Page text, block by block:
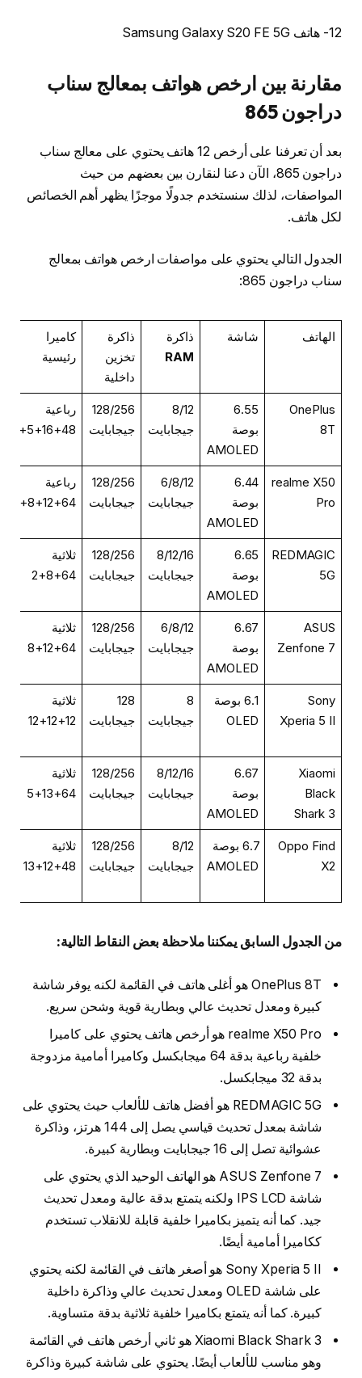
12- هاتف Samsung Galaxy S20 FE 5G
مقارنة بين ارخص هواتف بمعالج سناب
دراجون 865
بعد أن تعرفنا على أرخص 12 هاتف يحتوي على معالج سناب
دراجون 865، الآن دعنا لنقارن بين بعضهم من حيث
المواصفات، لذلك سنستخدم جدولًا موجزًا يظهر أهم الخصائص
لكل هاتف.
الجدول التالي يحتوي على مواصفات ارخص هواتف بمعالج
سناب دراجون 865:
الهاتف شاشة
ذاكرة
RAM
ذاكرة
تخزين
داخلية
كاميرا
رئيسية
OnePlus
8T
6.55
بوصة
AMOLED
8/12
جيجابايت
128/256
جيجابايت
رباعية
48+16+5+2
realme X50
Pro
6.44
بوصة
AMOLED
6/8/12
جيجابايت
128/256
جيجابايت
رباعية
64+12+8+2
REDMAGIC
5G
6.65
بوصة
AMOLED
8/12/16
جيجابايت
128/256
جيجابايت
ثلاثية
64+8+2
ASUS
Zenfone 7
6.67
بوصة
AMOLED
6/8/12
جيجابايت
128/256
جيجابايت
ثلاثية
64+12+8
Sony
Xperia 5 II
6.1 بوصة
OLED
8
جيجابايت
128
جيجابايت
ثلاثية
12+12+12
Xiaomi
Black
Shark 3
6.67
بوصة
AMOLED
8/12/16
جيجابايت
128/256
جيجابايت
ثلاثية
64+13+5
Oppo Find
X2
6.7 بوصة
AMOLED
8/12
جيجابايت
128/256
جيجابايت
ثلاثية
48+12+13
من الجدول السابق يمكننا ملاحظة بعض النقاط التالية:
OnePlus 8T هو أغلى هاتف في القائمة لكنه يوفر شاشة
كبيرة ومعدل تحديث عالي وبطارية قوية وشحن سريع.
realme X50 Pro هو أرخص هاتف يحتوي على كاميرا
خلفية رباعية بدقة 64 ميجابكسل وكاميرا أمامية مزدوجة
بدقة 32 ميجابكسل.
REDMAGIC 5G هو أفضل هاتف للألعاب حيث يحتوي على
شاشة بمعدل تحديث قياسي يصل إلى 144 هرتز، وذاكرة
عشوائية تصل إلى 16 جيجابايت وبطارية كبيرة.
ASUS Zenfone 7 هو الهاتف الوحيد الذي يحتوي على
شاشة IPS LCD ولكنه يتمتع بدقة عالية ومعدل تحديث
جيد. كما أنه يتميز بكاميرا خلفية قابلة للانقلاب تستخدم
ككاميرا أمامية أيضًا.
Sony Xperia 5 II هو أصغر هاتف في القائمة لكنه يحتوي
على شاشة OLED ومعدل تحديث عالي وذاكرة داخلية
كبيرة. كما أنه يتمتع بكاميرا خلفية ثلاثية بدقة متساوية.
Xiaomi Black Shark 3 هو ثاني أرخص هاتف في القائمة
وهو مناسب للألعاب أيضًا. يحتوي على شاشة كبيرة وذاكرة